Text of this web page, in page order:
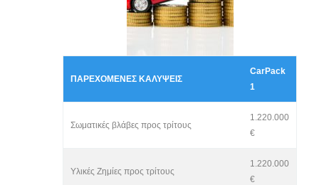
Έργα Τέχνης
ΣΥΝΕΡΓΑΤΕΣ
ΠΑΡΕΧΟΜΕΝΕΣ ΚΑΛΥΨΕΙΣ
CarPack
1
Σωματικές βλάβες προς τρίτους
1.220.000
€
Υλικές Ζημίες προς τρίτους
1.220.000
€